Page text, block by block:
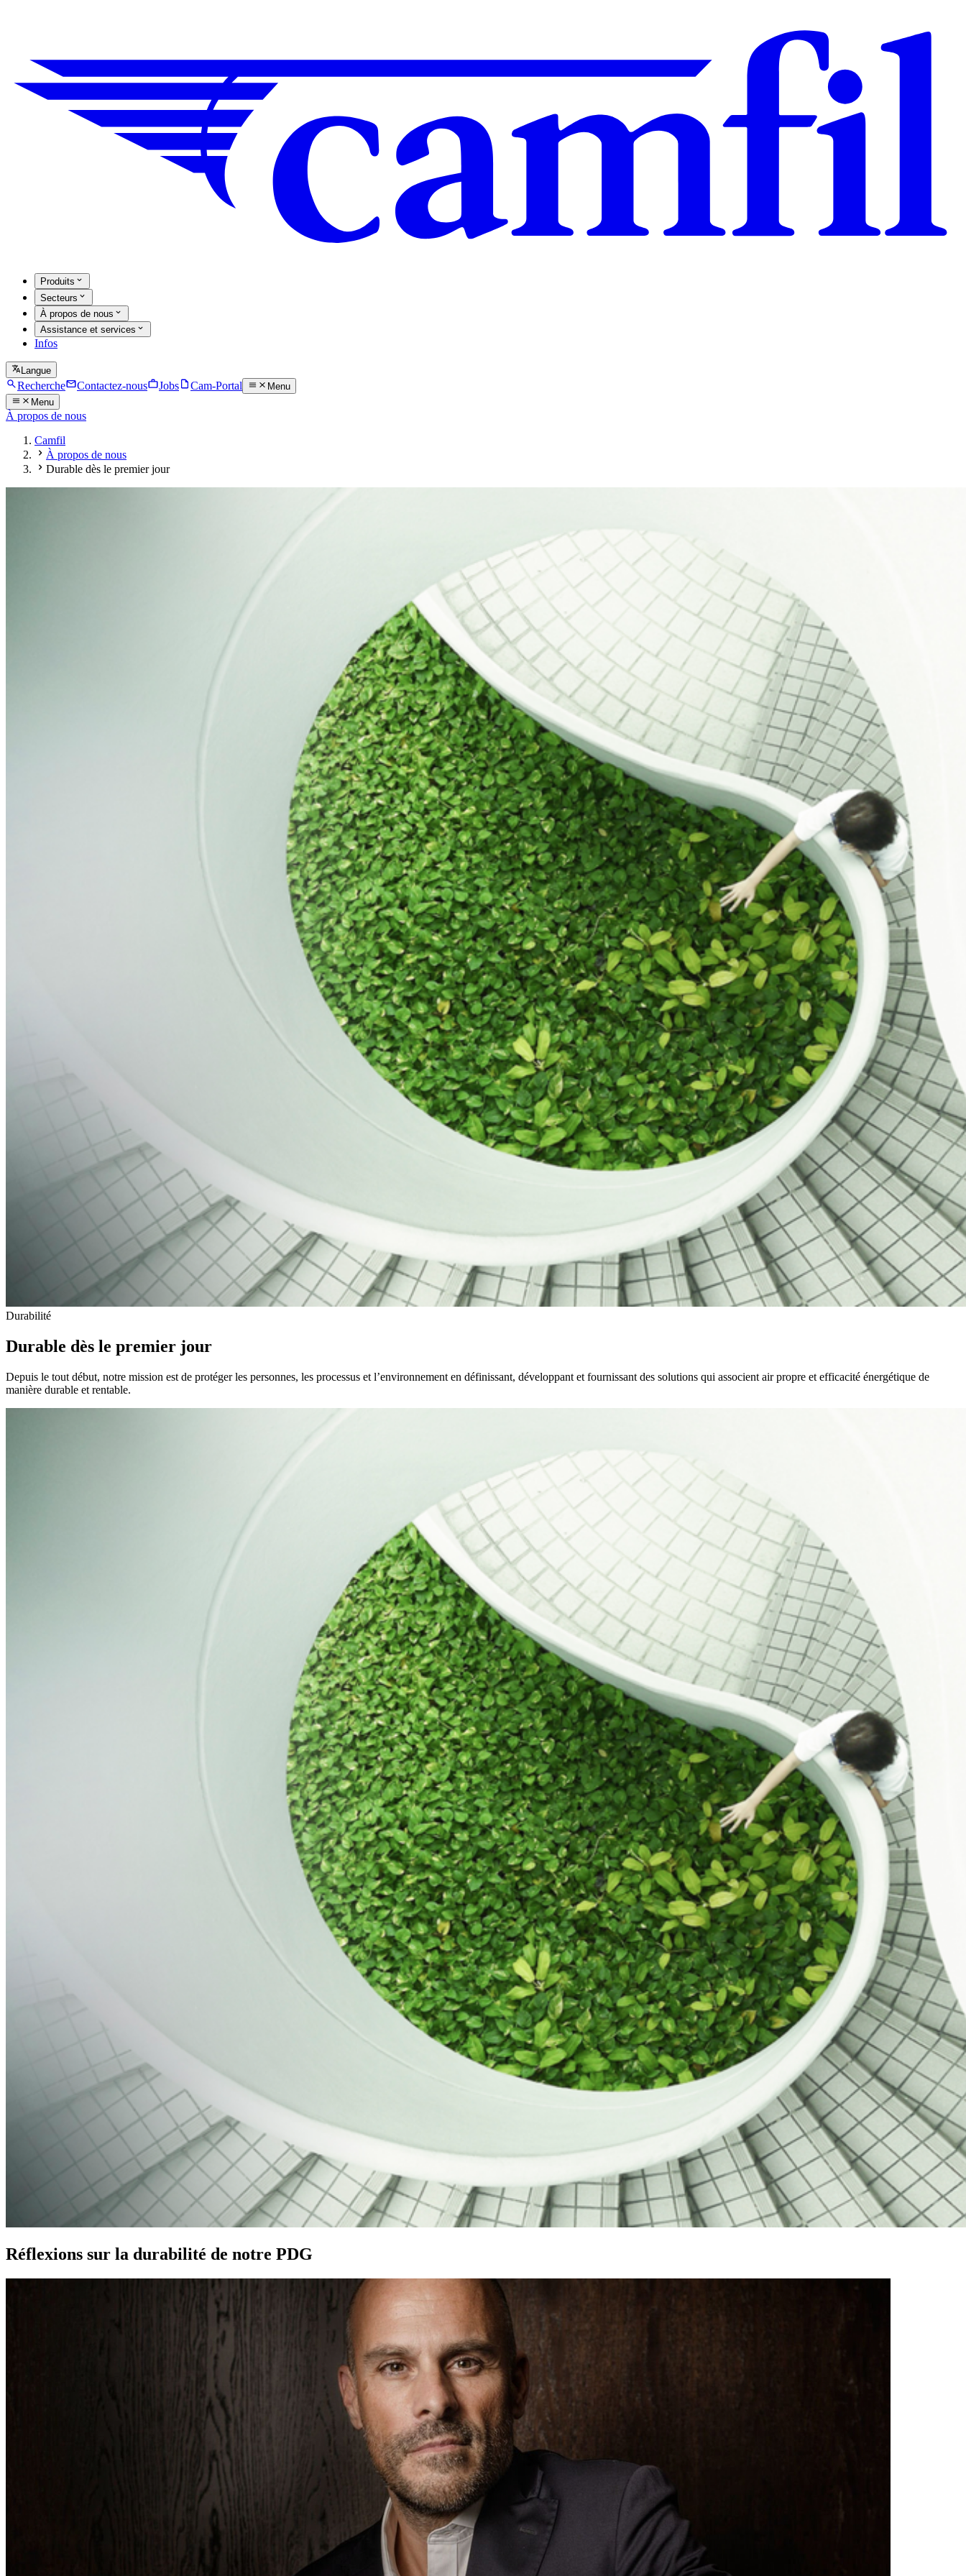
Produits
Secteurs
À propos de nous
Assistance et services
Infos
Langue
Recherche Contactez-nous Jobs Cam-Portal
Menu
Menu
À propos de nous
Camfil
À propos de nous
Durable dès le premier jour
Durabilité
Durable dès le premier jour
Depuis le tout début, notre mission est de protéger les personnes, les processus et l’environnement en définissant, développant et fournissant des solutions qui associent air propre et efficacité énergétique de
manière durable et rentable.
Réflexions sur la durabilité de notre PDG